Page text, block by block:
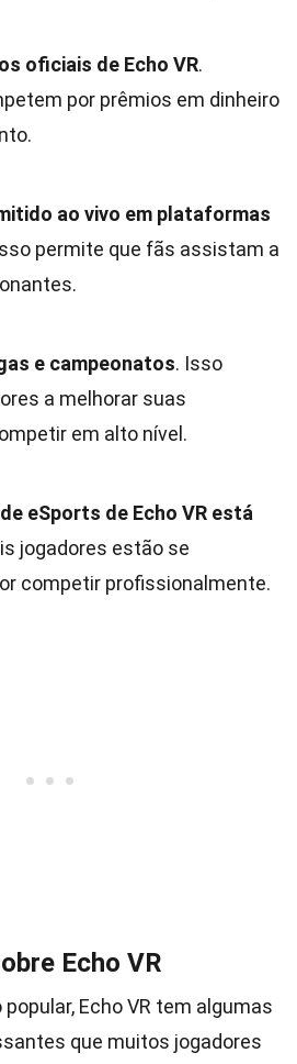
oficiais de Echo VR.
por prêmios em dinheiro
ao vivo em plataformas
permite que fãs assistam a
e campeonatos. Isso
a melhorar suas
em alto nível.
eSports de Echo VR está
jogadores estão se
competir profissionalmente.
Echo VR
Echo VR tem algumas
que muitos jogadores